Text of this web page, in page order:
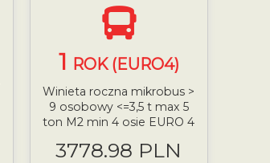
1 ROK (EURO4)
Winieta roczna mikrobus >
9 osobowy <=3,5 t max 5
ton M2 min 4 osie EURO 4
3778.98 PLN